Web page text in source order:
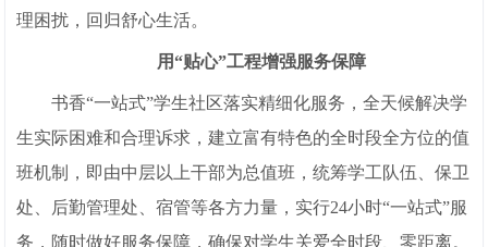
理困扰，回归舒心生活。
用“贴心”工程增强服务保障
书香“一站式”学生社区落实精细化服务，全天候解决学
生实际困难和合理诉求，建立富有特色的全时段全方位的值
班机制，即由中层以上干部为总值班，统筹学工队伍、保卫
处、后勤管理处、宿管等各方力量，实行24小时“一站式”服
务，随时做好服务保障，确保对学生关爱全时段、零距离。